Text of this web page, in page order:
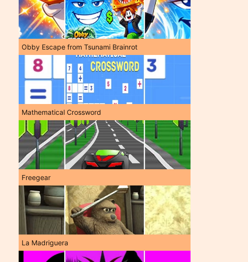
Obby Escape from Tsunami Brainrot
Mathematical Crossword
Freegear
La Madriguera